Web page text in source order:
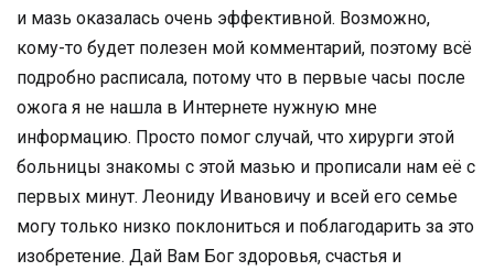
и мазь оказалась очень эффективной. Возможно,
кому-то будет полезен мой комментарий, поэтому всё
подробно расписала, потому что в первые часы после
ожога я не нашла в Интернете нужную мне
информацию. Просто помог случай, что хирурги этой
больницы знакомы с этой мазью и прописали нам её с
первых минут. Леониду Ивановичу и всей его семье
могу только низко поклониться и поблагодарить за это
изобретение. Дай Вам Бог здоровья, счастья и